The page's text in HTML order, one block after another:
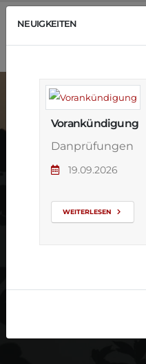
NEUIGKEITEN
Vorankündigung
Danprüfungen
19.09.2026
WEITERLESEN
Neue